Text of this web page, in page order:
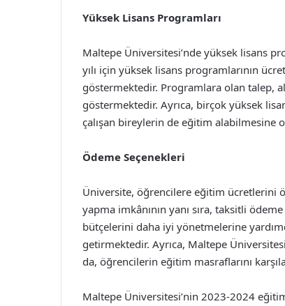
Yüksek Lisans Programları
Maltepe Üniversitesi’nde yüksek lisans
yılı için yüksek lisans programlarının
göstermektedir. Programlara olan talep,
göstermektedir. Ayrıca, birçok yüksek
çalışan bireylerin de eğitim alabilmesine
Ödeme Seçenekleri
Üniversite, öğrencilere eğitim ücretlerini
yapma imkânının yanı sıra, taksitli
bütçelerini daha iyi yönetmelerine
getirmektedir. Ayrıca, Maltepe
da, öğrencilerin eğitim masraflarını
Maltepe Üniversitesi’nin 2023-2024